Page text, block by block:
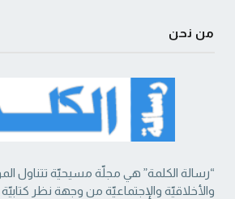
من نحن
“رسالة الكلمة” هي مجلّة مسيحيّة تتناول
والأخلاقيّة والإجتماعيّة من ‏وجهة نظر